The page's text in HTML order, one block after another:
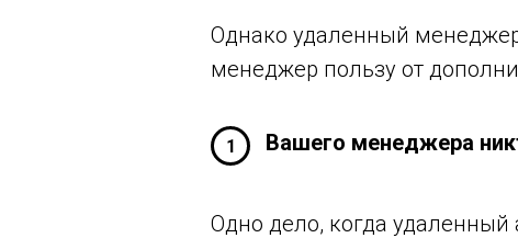
Однако удаленный
менеджер пользу от
1 Вашего менеджера
Одно дело, когда